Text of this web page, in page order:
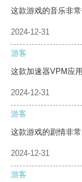
这款游戏的音乐非
2024-12-31
游客
这款加速器VPM应
2024-12-31
游客
这款游戏的剧情非
2024-12-31
游客